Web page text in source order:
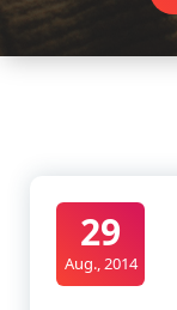
29
Aug., 2014